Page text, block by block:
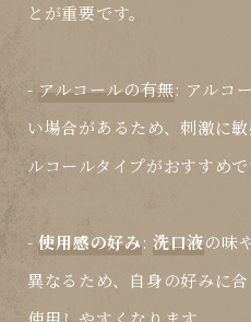
とが重要です。
- アルコールの有無: アルコ
い場合があるため、刺激に
ルコールタイプがおすすめで
-使用感の好み:洗口液の味
異なるため、自身の好みに